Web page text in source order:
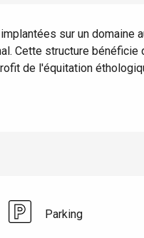
Le Tréport
sur un domaine
Cette structure
de l'équitation
Parking